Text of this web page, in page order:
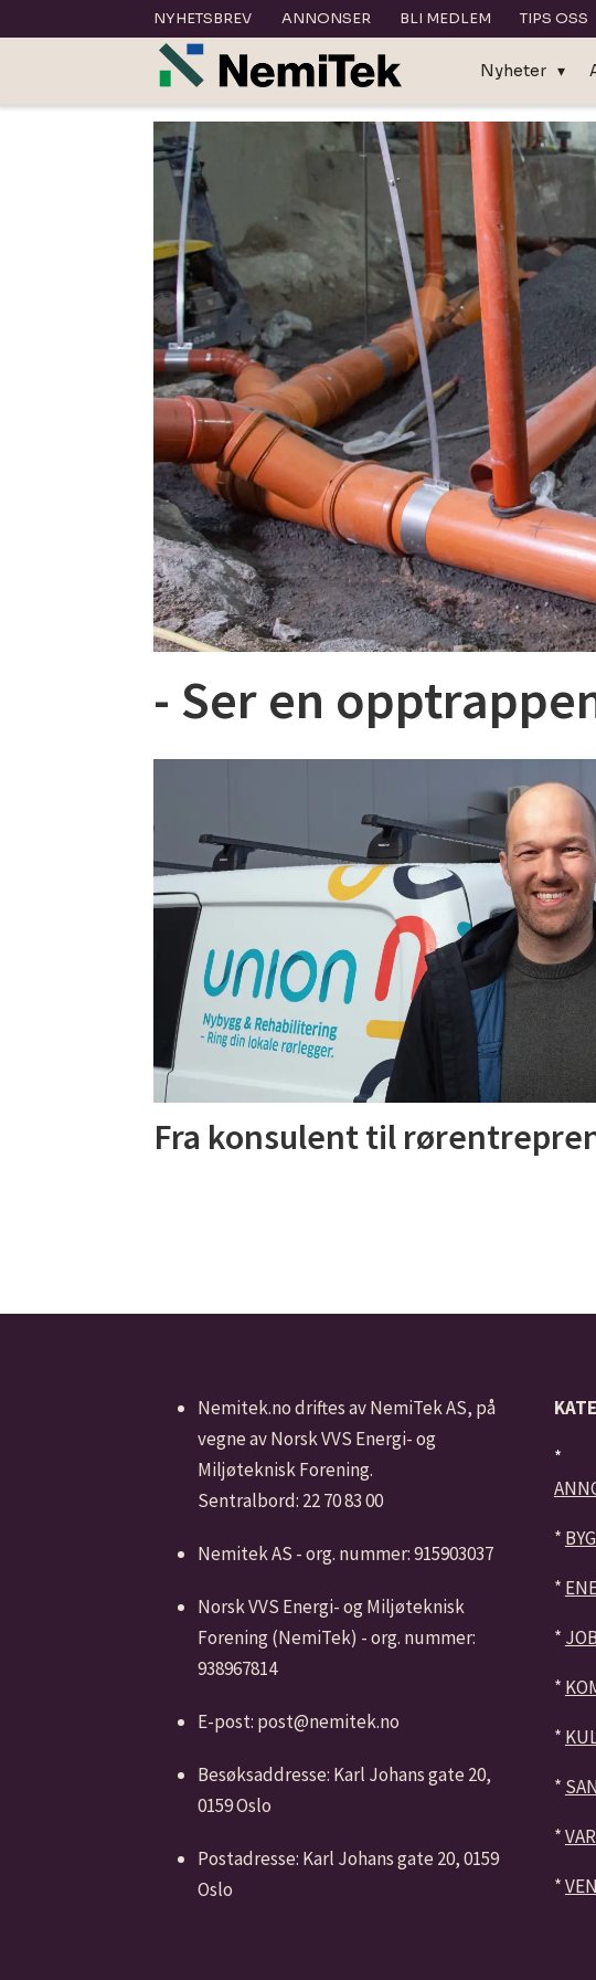
NYHETSBREV ANNONSER BLI MEDLEM TIPS OSS
Nyheter
konsulent
- Ser en
Fra konsulent til
Nemitek.no driftes av NemiTek AS, på
vegne av Norsk VVS Energi- og
Miljøteknisk Forening.
Sentralbord: 22 70 83 00
Nemitek AS - org. nummer: 915903037
Norsk VVS Energi- og Miljøteknisk
Forening (NemiTek) - org. nummer:
938967814
E-post: post@nemitek.no
Besøksaddresse: Karl Johans gate 20,
0159 Oslo
Postadresse: Karl Johans gate 20, 0159
Oslo
*
*
*
*
*
*
*
*
*